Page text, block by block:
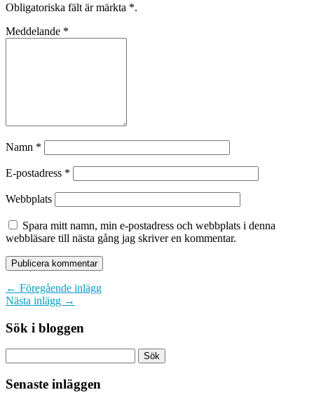
Obligatoriska fält är märkta *.
Meddelande *
Namn *
E-postadress *
Webbplats
Spara mitt namn, min e-postadress och webbplats i denna
webbläsare till nästa gång jag skriver en kommentar.
← Föregående inlägg
Nästa inlägg →
Sök i bloggen
Senaste inläggen